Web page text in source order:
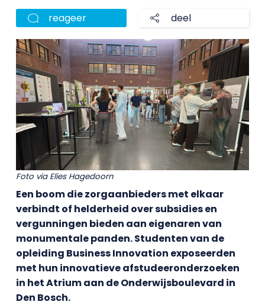
reageer deel
Foto via Elies Hagedoorn
Een boom die zorgaanbieders met elkaar
verbindt of helderheid over subsidies en
vergunningen bieden aan eigenaren van
monumentale panden. Studenten van de
opleiding Business Innovation exposeerden
met hun innovatieve afstudeeronderzoeken
in het Atrium aan de Onderwijsboulevard in
Den Bosch.